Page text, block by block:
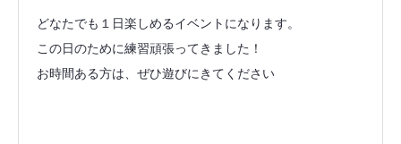
どなたでも１日楽しめるイベントになります。
この日のために練習頑張ってきました！
お時間ある方は、ぜひ遊びにきてください